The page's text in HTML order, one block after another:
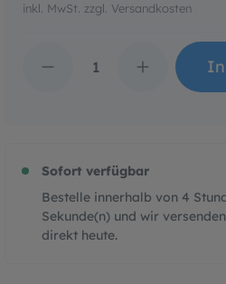
inkl. MwSt. zzgl. Versandkosten
Sofort verfügbar
Bestelle innerhalb von 4
Sekunde(n) und wir
direkt heute.